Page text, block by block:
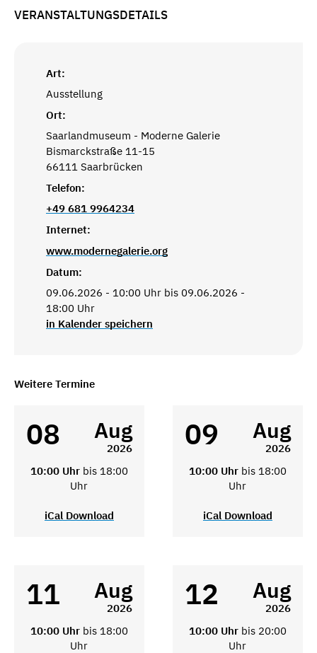
VERANSTALTUNGSDETAILS
Art:
Ausstellung
Ort:
Saarlandmuseum - Moderne Galerie
Bismarckstraße 11-15
66111 Saarbrücken
Telefon:
+49 681 9964234
Internet:
www.modernegalerie.org
Datum:
09.06.2026 - 10:00 Uhr bis 09.06.2026 -
18:00 Uhr
in Kalender speichern
Weitere Termine
08 Aug
2026
10:00 Uhr bis 18:00
Uhr
iCal Download
09 Aug
2026
10:00 Uhr bis 18:00
Uhr
iCal Download
11 Aug
2026
10:00 Uhr bis 18:00
Uhr
12 Aug
2026
10:00 Uhr bis 20:00
Uhr